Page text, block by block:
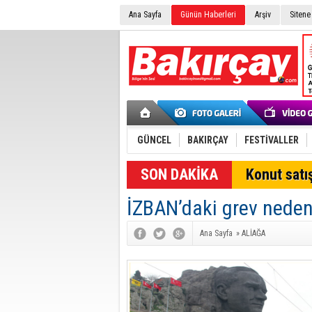
Ana Sayfa Günün Haberleri Arşiv
GÜNCEL BAKIRÇAY FESTİVALLER
SON DAKİKA Konut
İZBAN’daki grev
Ana Sayfa » ALİAĞA